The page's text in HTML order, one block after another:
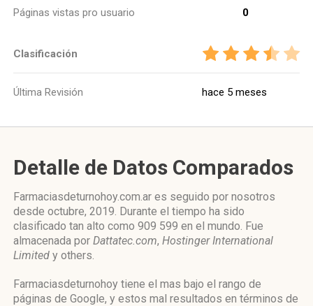
Páginas vistas pro usuario
0
Clasificación
Última Revisión hace 5 meses
Detalle de Datos Comparados
Farmaciasdeturnohoy.com.ar es seguido por nosotros
desde octubre, 2019. Durante el tiempo ha sido
clasificado tan alto como 909 599 en el mundo. Fue
almacenada por Dattatec.com, Hostinger International
Limited y others.
Farmaciasdeturnohoy tiene el mas bajo el rango de
páginas de Google, y estos mal resultados en términos de